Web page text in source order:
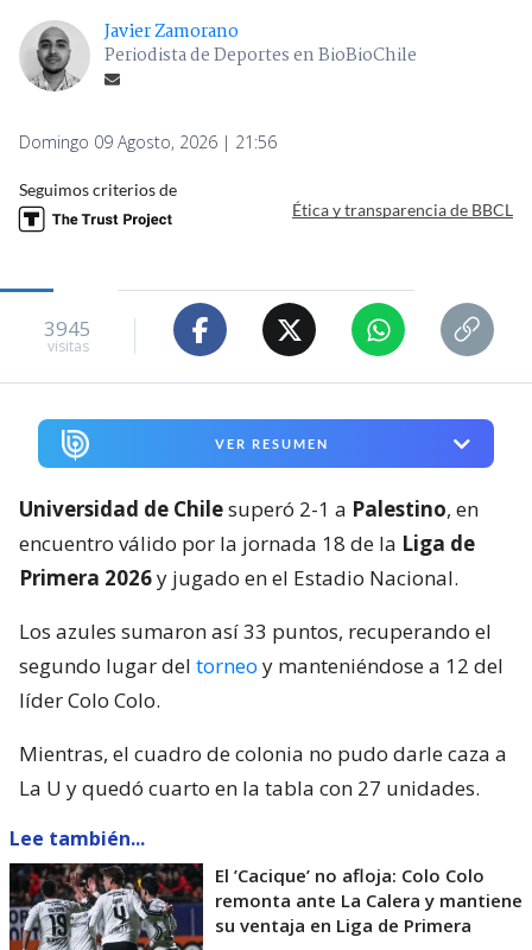
Javier Zamorano
Periodista de Deportes en BioBioChile
Domingo 09 Agosto, 2026 | 21:56
Seguimos criterios de
Ética y transparencia de BBCL
3945
visitas
VER RESUMEN
Universidad de Chilesuperó 2-1 a Palestino, en
encuentro válido por la jornada 18 de la Liga de
Primera 2026y jugado en el Estadio Nacional.
Los azules sumaron así 33 puntos, recuperando el
segundo lugar del torneo y manteniéndose a 12 del
líder Colo Colo.
Mientras, el cuadro de colonia no pudo darle caza a
La U y quedó cuarto en la tabla con 27 unidades.
Lee también...
El ’Cacique’ no afloja: Colo Colo
remonta ante La Calera y mantiene
su ventaja en Liga de Primera